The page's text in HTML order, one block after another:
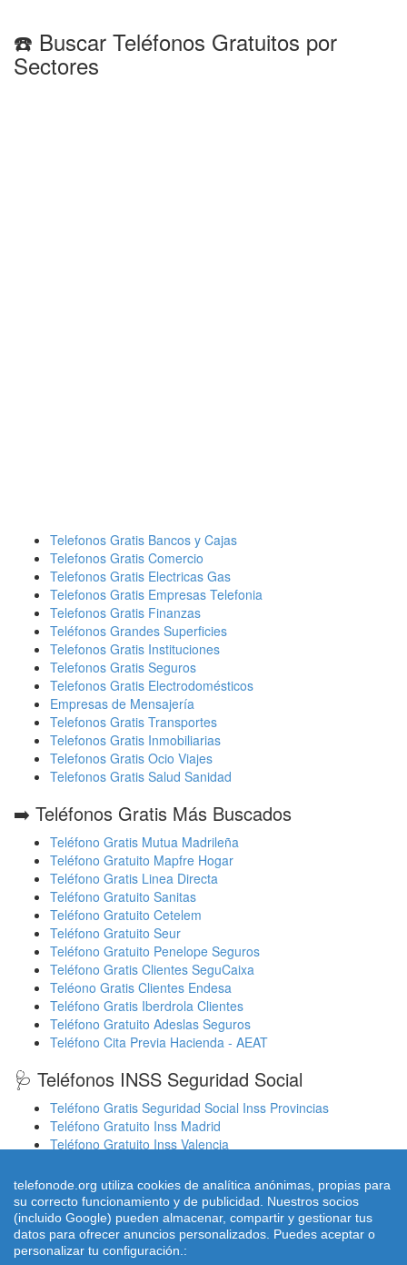
☎️ Buscar Teléfonos Gratuitos por
Sectores
Telefonos Gratis Bancos y Cajas
Telefonos Gratis Comercio
Telefonos Gratis Electricas Gas
Telefonos Gratis Empresas Telefonia
Telefonos Gratis Finanzas
Teléfonos Grandes Superficies
Telefonos Gratis Instituciones
Telefonos Gratis Seguros
Telefonos Gratis Electrodomésticos
Empresas de Mensajería
Telefonos Gratis Transportes
Telefonos Gratis Inmobiliarias
Telefonos Gratis Ocio Viajes
Telefonos Gratis Salud Sanidad
➡️ Teléfonos Gratis Más Buscados
Teléfono Gratis Mutua Madrileña
Teléfono Gratuito Mapfre Hogar
Teléfono Gratis Linea Directa
Teléfono Gratuito Sanitas
Teléfono Gratuito Cetelem
Teléfono Gratuito Seur
Teléfono Gratuito Penelope Seguros
Teléfono Gratis Clientes SeguCaixa
Teléono Gratis Clientes Endesa
Teléfono Gratis Iberdrola Clientes
Teléfono Gratuito Adeslas Seguros
Teléfono Cita Previa Hacienda - AEAT
🩺 Teléfonos INSS Seguridad Social
Teléfono Gratis Seguridad Social Inss Provincias
Teléfono Gratuito Inss Madrid
Teléfono Gratuito Inss Valencia
Cita Previa Médicos Euskadi Osakidetza Osanet
Cita Previa Sas Intersas Andalucia
telefonode.org utiliza cookies de analítica anónimas, propias para
su correcto funcionamiento y de publicidad. Nuestros socios
(incluido Google) pueden almacenar, compartir y gestionar tus
datos para ofrecer anuncios personalizados. Puedes aceptar o
personalizar tu configuración.: